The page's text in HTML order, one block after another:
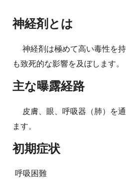
神経剤とは
神経剤は極めて高い毒性を
も致死的な影響を及ぼします。
主な曝露経路
皮膚、眼、呼吸器（肺）を
ます。
初期症状
呼吸困難